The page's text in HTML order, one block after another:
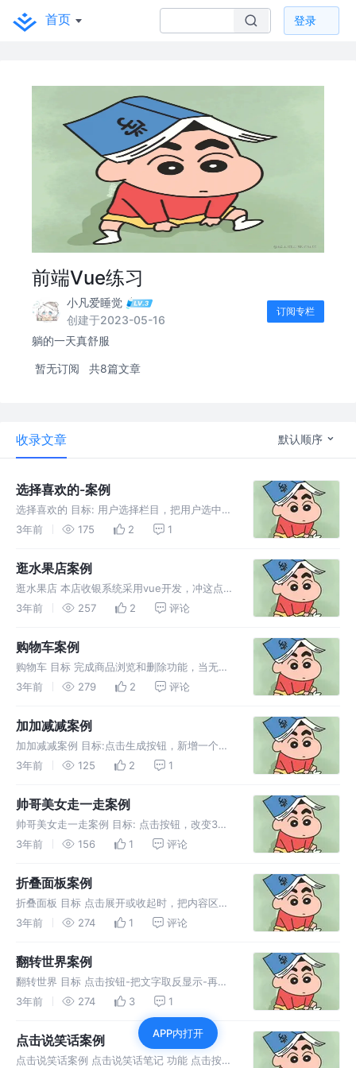
首页 登录
前端Vue练习
小凡爱睡觉
创建于2023-05-16
订阅专栏
躺的一天真舒服
暂无订阅 共8篇文章
收录文章 默认顺序
选择喜欢的-案例
选择喜欢的 目标: 用户选择栏目，把用户选中的
栏目信息的下面列表显示出来 提示: vue变量是
设置key唯一值 代码: 解释如下: 使用“v-fo
3年前 175 2 1
逛水果店案例
逛水果店 本店收银系统采用vue开发，冲这点，
你不来买点试试？ 提示: v-model="变量" 输入
里先声明) 将固定的数据渲染成动态数据 输入框
v
3年前 257 2 评论
购物车案例
购物车 目标 完成商品浏览和删除功能，当无数
据给用户提示 需求1 根据给的初识数据，把购物
除对应数据 需求3 当数据没有了，显示一条提
示消息 1 内容框遍历
3年前 279 2 评论
加加减减案例
加加减减案例 目标:点击生成按钮，新增一个
li(随机数字)和删除按钮， 点击删除按钮，删除
围绕数组操作 1 渲染当前内容框的数据 2 修改
3年前 125 2 1
帅哥美女走一走案例
帅哥美女走一走案例 目标: 点击按钮，改变3个li
的顺序，在头上的就到末尾 提示 操作数组里的
数据 v-for 遍历 key="item"给于
3年前 156 1 评论
折叠面板案例
折叠面板 目标 点击展开或收起时，把内容区域
显示或隐藏 1 给按钮添加点击事件
或隐藏的类名 v-show="ishow " 3 给
3年前 274 1 评论
翻转世界案例
翻转世界 目标 点击按钮-把文字取反显示-再点
击取反显示(回来) 提示: 把字符串取反赋予回去
1 按钮添加点击事件 2 new 出 Vue实例对
象 data传入数据 3 this 点击后进行 拆分
3年前 274 3 1
点击说笑话案例
点击说笑话案例 点击说笑话笔记 功能 点击按钮
APP内打开